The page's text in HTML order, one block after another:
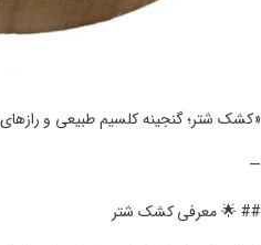
«کشک شتر؛ گنجینه کلسیم طبیعی و
—
## 🌟 معرفی کشک شتر